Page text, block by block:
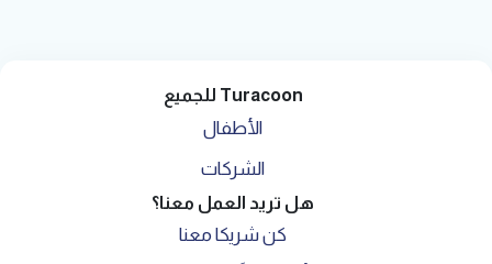
Turacoon للجميع
الأطفال
الشركات
هل تريد العمل معنا؟
كن شريكا معنا